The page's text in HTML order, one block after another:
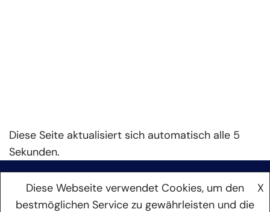
Diese Seite aktualisiert sich automatisch alle 5
Sekunden.
Diese Webseite verwendet Cookies, um den
bestmöglichen Service zu gewährleisten und die
X